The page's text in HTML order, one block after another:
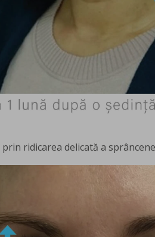
ridicarea delicată a